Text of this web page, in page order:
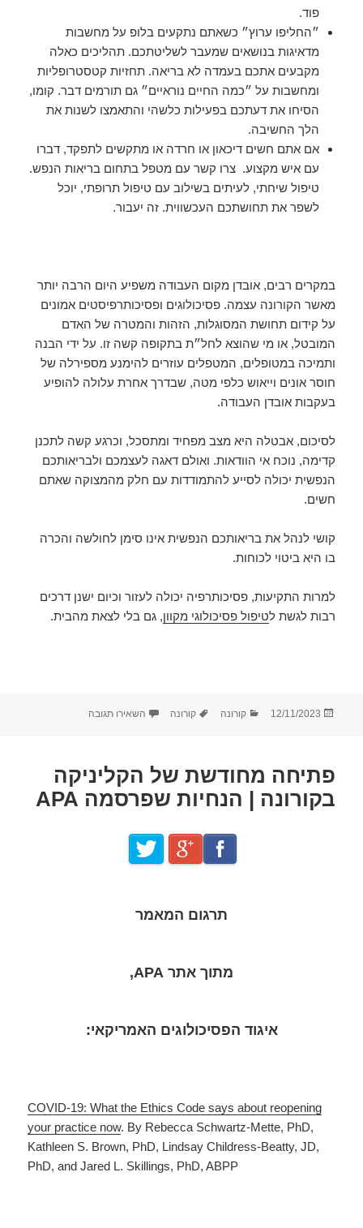
פוד.
״החליפו ערוץ״ כשאתם נתקעים בלופ על מחשבות
מדאיגות בנושאים שמעבר לשליטתכם. תהליכים כאלה
מקבעים אתכם בעמדה לא בריאה. תחזיות קטסטרופליות
ומחשבות על ״כמה החיים נוראיים״ גם תורמים דבר. קומו,
הסיחו את דעתכם בפעילות כלשהי והתאמצו לשנות את
הלך החשיבה.
אם אתם חשים דיכאון או חרדה או מתקשים לתפקד, דברו
עם איש מקצוע. צרו קשר עם מטפל בתחום בריאות הנפש.
טיפול שיחתי, לעיתים בשילוב עם טיפול תרופתי, יוכל
לשפר את תחושתכם העכשווית. זה יעבור.
במקרים רבים, אובדן מקום העבודה משפיע היום הרבה יותר
מאשר הקורונה עצמה. פסיכולוגים ופסיכותרפיסטים אמונים
על קידום תחושת המסוגלות, הזהות והמטרה של האדם
המובטל, או מי שהוצא לחל״ת בתקופה קשה זו. על ידי הבנה
ותמיכה במטופלים, המטפלים עוזרים להימנע מספירלה של ​​
חוסר אונים וייאוש כלפי מטה, שבדרך אחרת עלולה להופיע
בעקבות אובדן העבודה.
לסיכום, אבטלה היא מצב מפחיד ומתסכל, וכרגע קשה לתכנן
קדימה, נוכח אי הוודאות. ואולם דאגה לעצמכם ולבריאותכם
הנפשית יכולה לסייע להתמודדות עם חלק מהמצוקה שאתם
חשים.
קושי לנהל את בריאותכם הנפשית אינו סימן לחולשה והכרה
בו היא ביטוי לכוחות.
למרות התקיעות, פסיכותרפיה יכולה לעזור וכיום ישנן דרכים
רבות לגשת לטיפול פסיכולוגי מקוון, גם בלי לצאת מהבית.
פורסם
12/11/2023 קטגוריות
קורונה תגיות
קורונה השאירו תגובה
פתיחה מחודשת של הקליניקה
בקורונה | הנחיות שפרסמה APA
תרגום המאמר
מתוך אתר APA,
איגוד הפסיכולוגים האמריקאי:
COVID-19: What the Ethics Code says about reopening
your practice now. By Rebecca Schwartz-Mette, PhD,
Kathleen S. Brown, PhD, Lindsay Childress-Beatty, JD,
PhD, and Jared L. Skillings, PhD, ABPP